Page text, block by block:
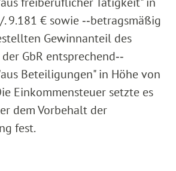
9.181 € sowie ‑‑betragsmäßig
Gewinnanteil des
GbR entsprechend‑‑
Beteiligungen" in Höhe von
Einkommensteuer setzte es
dem Vorbehalt der
fest.